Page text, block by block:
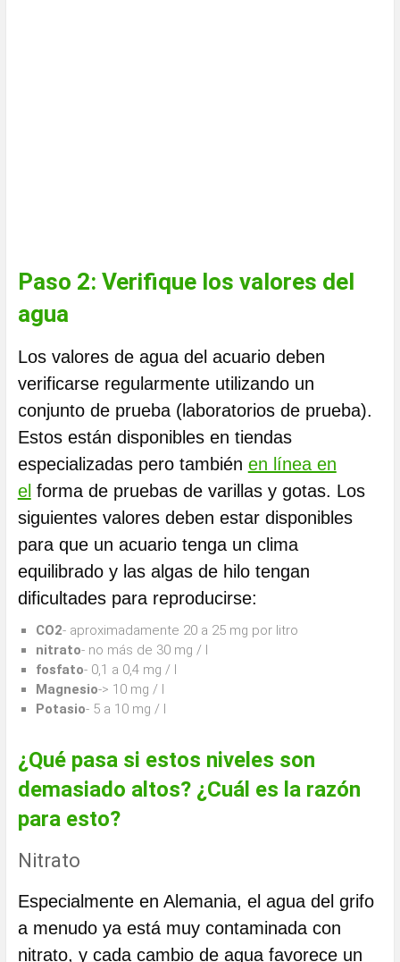
Paso 2: Verifique los valores del
agua
Los valores de agua del acuario deben
verificarse regularmente utilizando un
conjunto de prueba (laboratorios de prueba).
Estos están disponibles en tiendas
especializadas pero también en línea en
el forma de pruebas de varillas y gotas. Los
siguientes valores deben estar disponibles
para que un acuario tenga un clima
equilibrado y las algas de hilo tengan
dificultades para reproducirse:
CO2- aproximadamente 20 a 25 mg por litro
nitrato- no más de 30 mg / l
fosfato- 0,1 a 0,4 mg / l
Magnesio-> 10 mg / l
Potasio- 5 a 10 mg / l
¿Qué pasa si estos niveles son
demasiado altos? ¿Cuál es la razón
para esto?
Nitrato
Especialmente en Alemania, el agua del grifo
a menudo ya está muy contaminada con
nitrato, y cada cambio de agua favorece un